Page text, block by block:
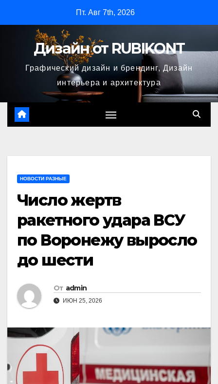
содержимому
Пт. Авг 7th, 2026
Дизайн от RUBIKONT
Графический дизайн и брендинг, Дизайн
интерьера и архитектура
НОВОСТИ РАЗНЫЕ
Число жертв
ракетного удара ВСУ
по Воронежу выросло
до шести
От admin
ИЮН 25, 2026